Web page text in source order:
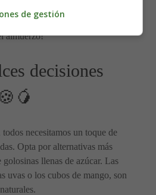
que tus hijos anhelen abrir su
almuerzo!
decisiones
todos necesitamos un toque de
Opta por alternativas más
golosinas llenas de azúcar. Las
uvas o los cubos de mango, son
de gestión